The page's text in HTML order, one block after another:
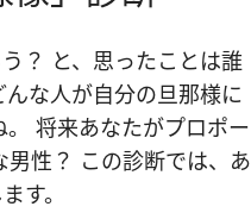
？ と、思ったことは誰
な人が自分の旦那様に
将来あなたがプロポー
性？ この診断では、あ
す。